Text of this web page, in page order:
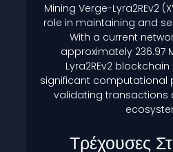
Mining Verge-Lyra2REv2
role in maintaining and
With a current
approximately 236.97
Lyra2REv2
significant computational
validating transactions
Τρέχουσες